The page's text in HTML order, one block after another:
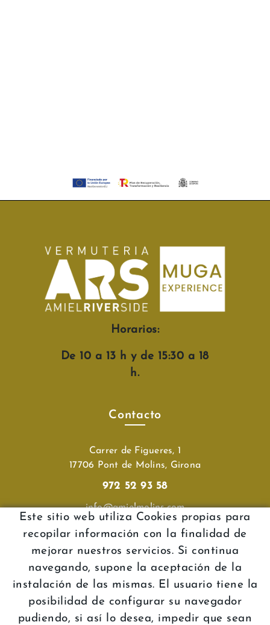
Atención al cliente
Política de cookies
Aviso legal
Condiciones
Horarios:
De 10 a 13 h y de 15:30 a 18
h.
Contacto
Carrer de Figueres, 1
17706 Pont de Molins, Girona
972 52 93 58
info@amielmolins.com
Este sitio web utiliza Cookies propias para
recopilar información con la finalidad de
mejorar nuestros servicios. Si continua
navegando, supone la aceptación de la
instalación de las mismas. El usuario tiene la
posibilidad de configurar su navegador
pudiendo, si así lo desea, impedir que sean